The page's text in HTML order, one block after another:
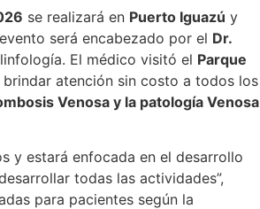
se realizará en Puerto Iguazú y
será encabezado por el Dr.
El médico visitó el Parque
atención sin costo a todos los
Venosa y la patología Venosa
y estará enfocada en el desarrollo
todas las actividades”,
para pacientes según la